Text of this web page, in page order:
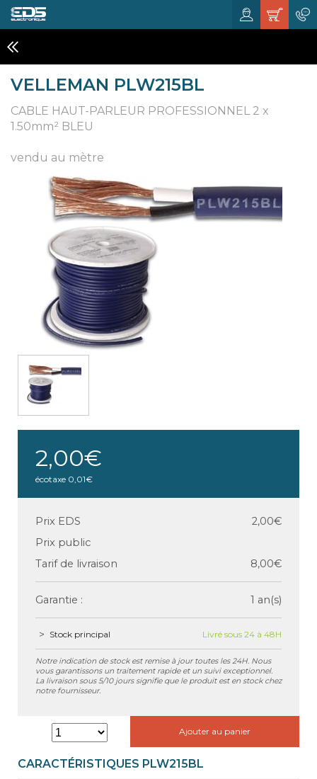
VELLEMAN PLW215BL
CABLE HAUT-PARLEUR PROFESSIONNEL 2 x
1.50mm² BLEU
vendu au mètre
2,00€
écotaxe 0,01€
Prix EDS
2,00€
Prix public
Tarif de livraison
8,00€
Garantie : 1 an(s)
Stock principal Livré sous 24 à 48H
Notre indication de stock est remise à jour toutes les 24H. Nous
vous garantissons un traitement rapide et un suivi exceptionnel.
La livraison sous 5/10 jours signifie que le produit est en stock chez
notre fournisseur.
Ajouter au panier
CARACTÉRISTIQUES PLW215BL